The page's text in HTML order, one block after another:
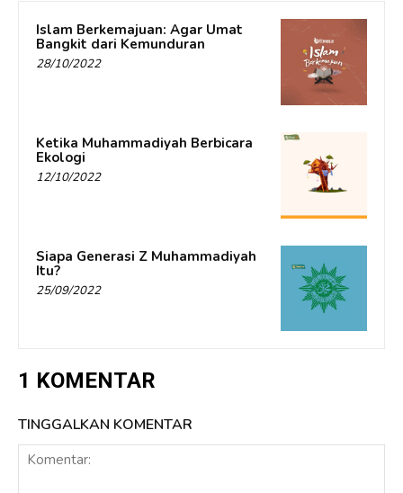
Islam Berkemajuan: Agar Umat
Bangkit dari Kemunduran
28/10/2022
Ketika Muhammadiyah Berbicara
Ekologi
12/10/2022
Siapa Generasi Z Muhammadiyah
Itu?
25/09/2022
1 KOMENTAR
TINGGALKAN KOMENTAR